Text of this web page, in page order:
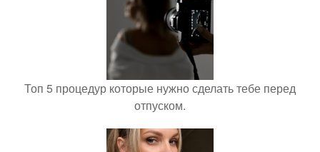
Топ 5 процедур которые нужно сделать тебе перед
отпуском.